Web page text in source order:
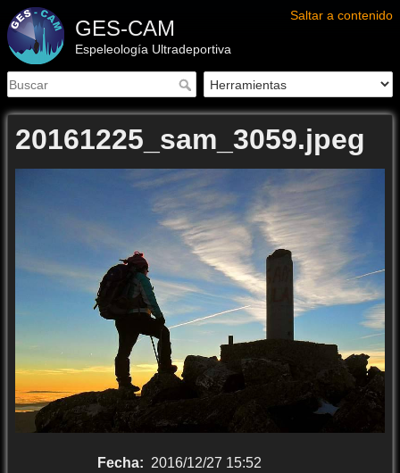
Saltar a contenido
GES-CAM
Espeleología Ultradeportiva
20161225_sam_3059.jpeg
Fecha: 2016/12/27 15:52